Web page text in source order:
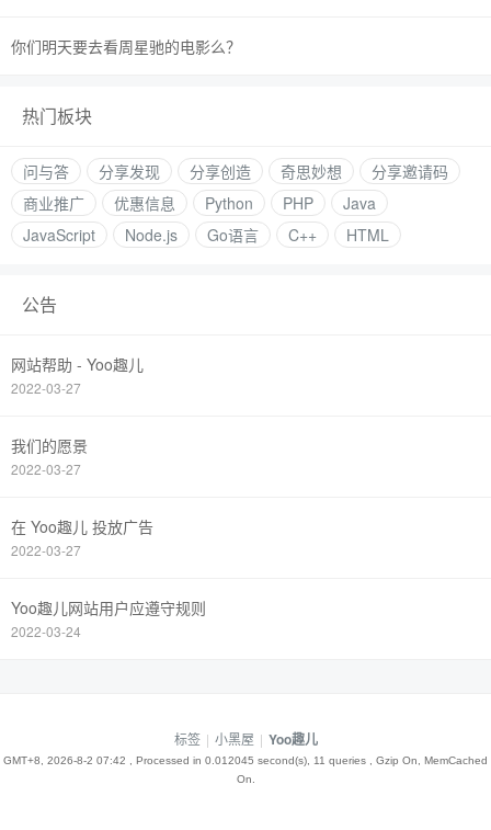
你们明天要去看周星驰的电影么？
热门板块
问与答 分享发现 分享创造 奇思妙想
分享邀请码
商业推广
优惠信息 Python PHP
Java
JavaScript
Node.js Go语言 C++ HTML
公告
网站帮助 - Yoo趣儿
2022-03-27
我们的愿景
2022-03-27
在 Yoo趣儿 投放广告
2022-03-27
Yoo趣儿网站用户应遵守规则
2022-03-24
标签 | 小黑屋 | Yoo趣儿
GMT+8, 2026-8-2 07:42 , Processed in 0.012045 second(s), 11 queries , Gzip On, MemCached
On.